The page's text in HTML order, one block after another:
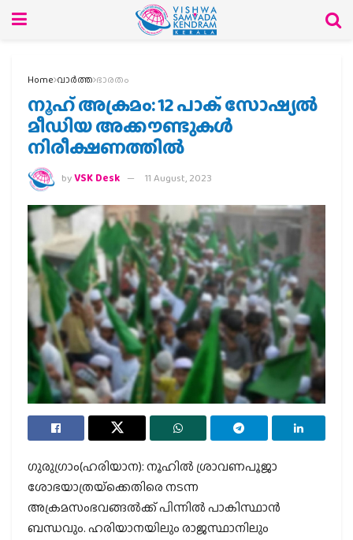
Home വാര്‍ത്ത ഭാരതം
നൂഹ് അക്രമം: 12 പാക് സോഷ്യല്‍
മീഡിയ അക്കൗണ്ടുകള്‍
നിരീക്ഷണത്തില്‍
byVSK Desk 11 August, 2023
ഗുരുഗ്രാം(ഹരിയാന): നൂഹില്‍ ശ്രാവണപൂജാ
ശോഭയാത്രയ്‌ക്കെതിരെ നടന്ന
അക്രമസംഭവങ്ങല്‍ക്ക് പിന്നില്‍ പാകിസ്ഥാന്‍
ബന്ധവും. ഹരിയാനയിലും രാജസ്ഥാനിലും